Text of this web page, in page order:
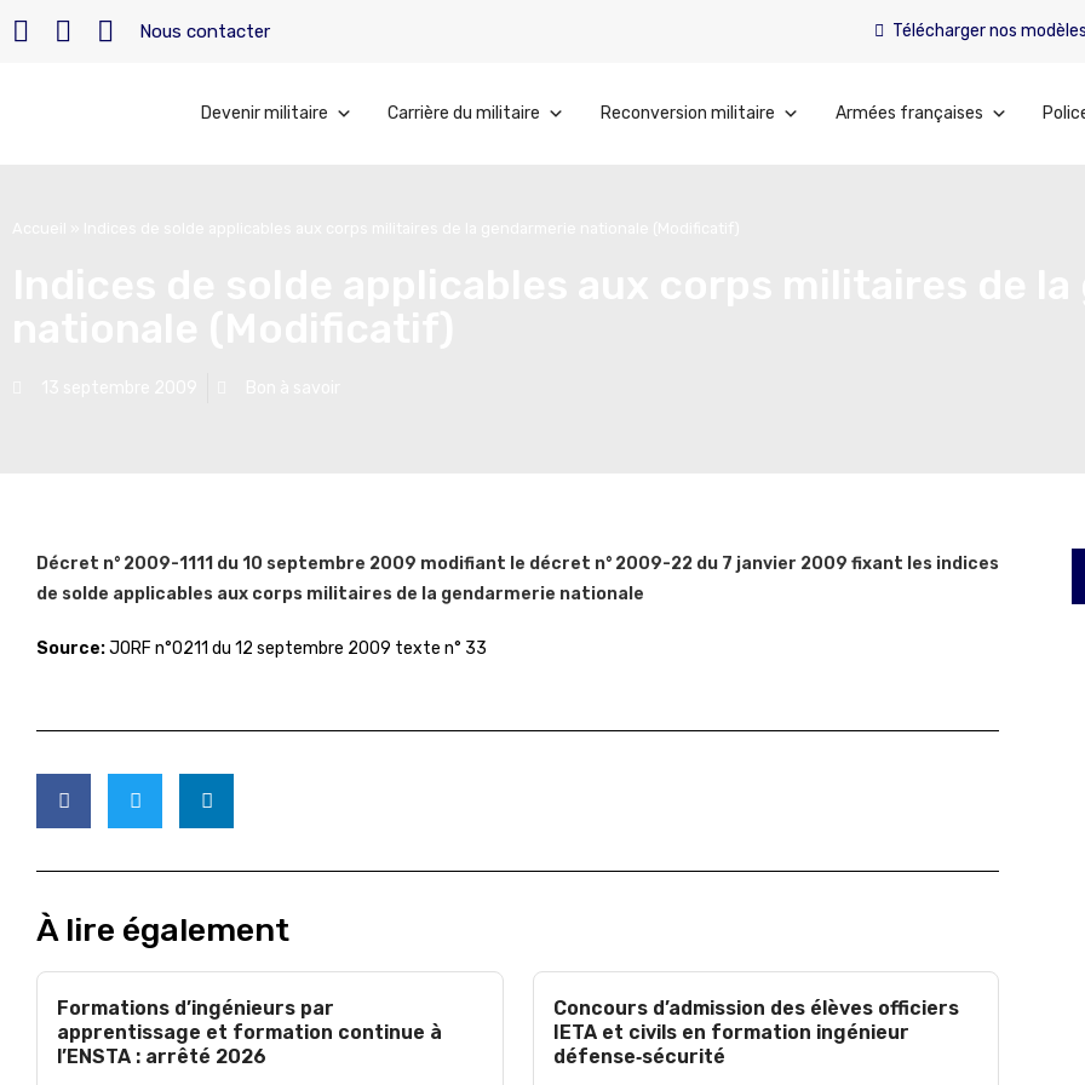
Nous contacter Télécharger nos modèles
Devenir militaire Carrière du militaire Reconversion militaire Armées françaises
Décret n° 2009-1111 du 10 septembre 2009 modifiant le décret n° 2009-22 du 7 janvier 2009 fixant les indices
de solde applicables aux corps militaires de la gendarmerie nationale
Source:JORF n°0211 du 12 septembre 2009 texte n° 33
À lire également
Formations d’ingénieurs par
apprentissage et formation continue à
l’ENSTA : arrêté 2026
Concours d’admission des élèves officiers
IETA et civils en formation ingénieur
défense‑sécurité